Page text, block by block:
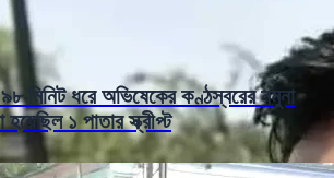
মিনিট ধরে অভিষেকের কণ্ঠস্বরের নমুনা
১ পাতার স্ক্রীপ্ট